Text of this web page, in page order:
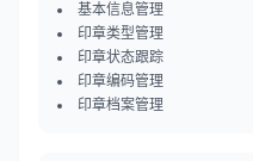
基本信息管理
印章类型管理
印章状态跟踪
印章编码管理
印章档案管理